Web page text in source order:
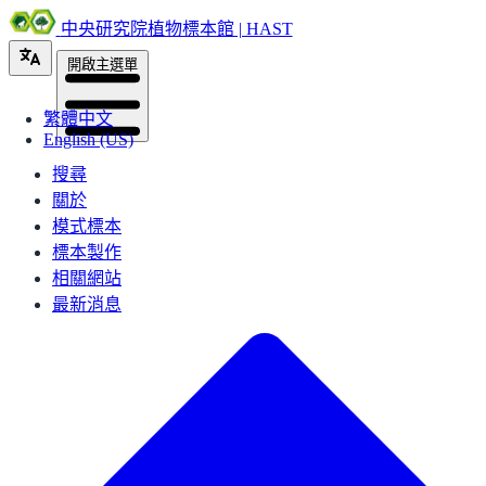
中央研究院植物標本館 | HAST
繁體中文
English (US)
開啟主選單
搜尋
關於
模式標本
標本製作
相關網站
最新消息